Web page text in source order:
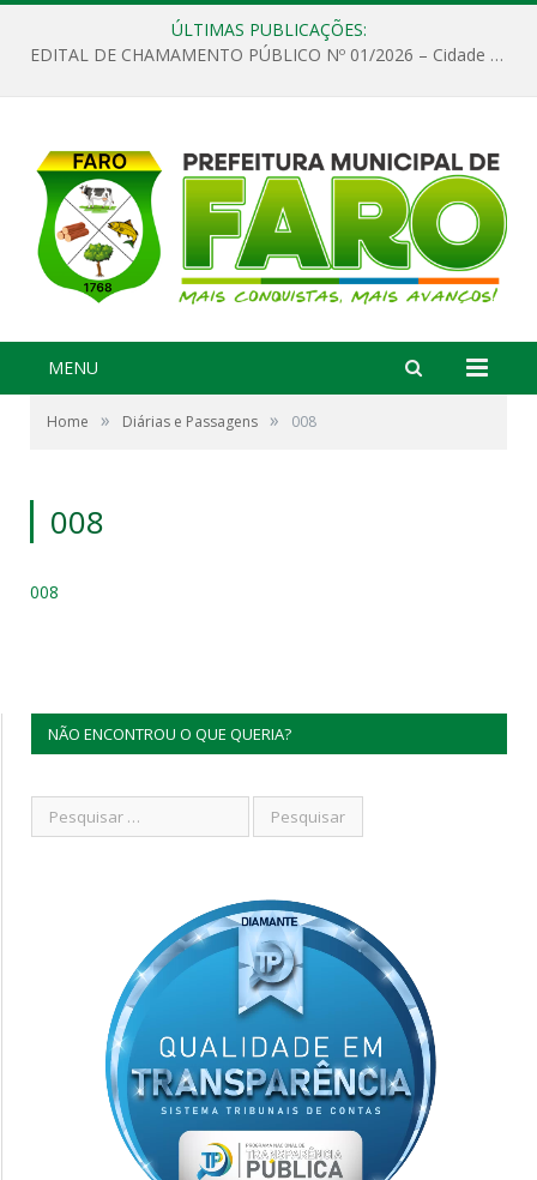
ÚLTIMAS PUBLICAÇÕES:
EDITAL DE CHAMAMENTO PÚBLICO Nº 01/2026 – Cidade de Faro
MENU
Home » Diárias e Passagens » 008
008
008
NÃO ENCONTROU O QUE QUERIA?